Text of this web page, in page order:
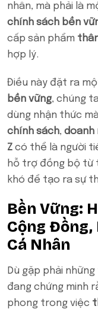
nhân, mà phải là
chính sách bền
cấp sản phẩm
hợp lý.
Điều này đặt ra
bền vững, chúng
dùng nhận thức
chính sách, doanh
Z có thể là người
hỗ trợ đồng bộ từ
khó để tạo ra sự
Bền Vững:
Cộng Đồng,
Cá Nhân
Dù gặp phải
đang chứng minh
phong trong việc